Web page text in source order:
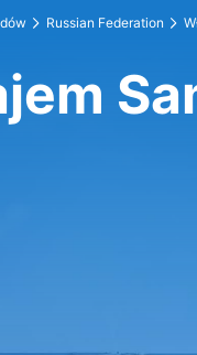
Russian Federation